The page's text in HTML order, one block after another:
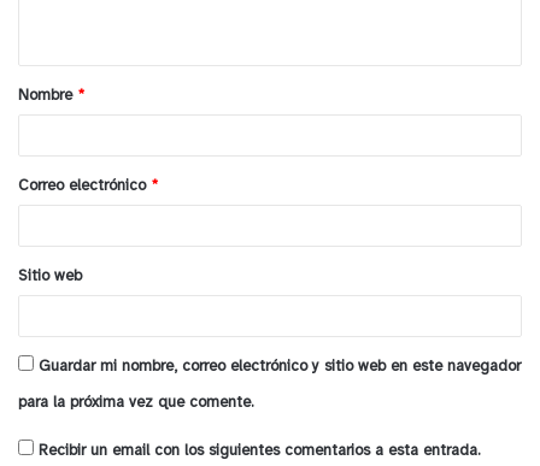
a
r
*
Nombre *
Correo electrónico *
Sitio web
Guardar mi nombre, correo electrónico y sitio web en este navegador
para la próxima vez que comente.
Recibir un email con los siguientes comentarios a esta entrada.